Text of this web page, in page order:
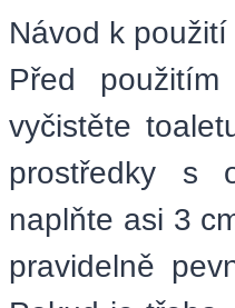
Návod k použití
Před
vyčistěte
prostředky s
naplňte asi 3
pravidelně